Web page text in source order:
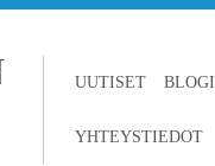
UUTISET BLOGI
YHTEYSTIEDOT